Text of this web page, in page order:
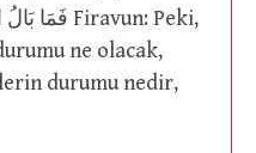
ne olacak,
durumu nedir,